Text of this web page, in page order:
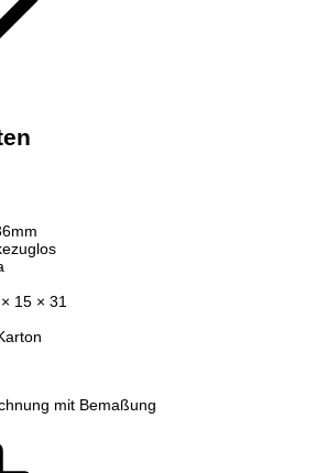
15 × 31